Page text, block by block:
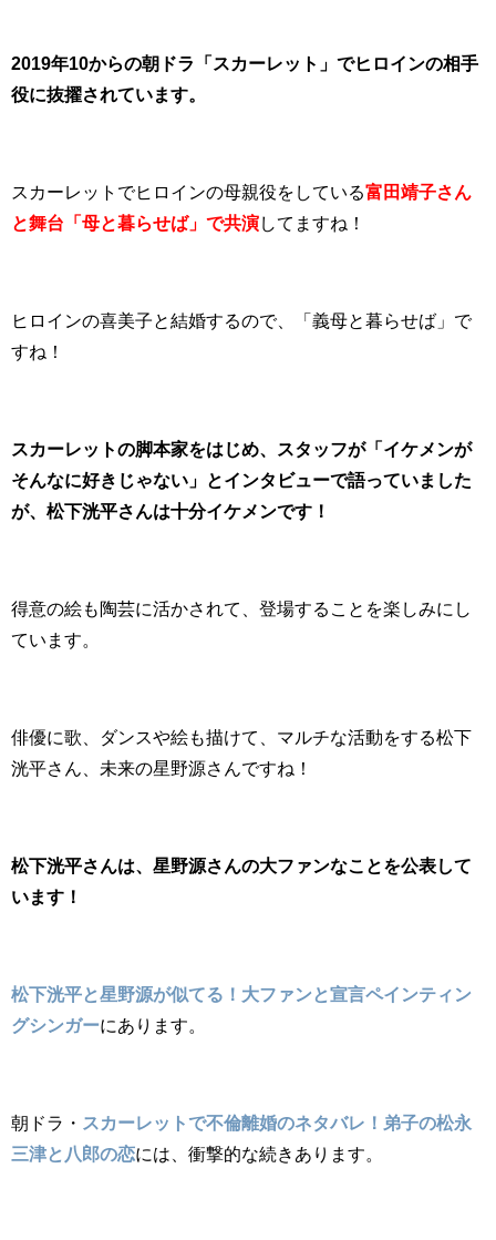
2019年10からの朝ドラ「スカーレット」でヒロインの相手
役に抜擢されています。
スカーレットでヒロインの母親役をしている富田靖子さん
と舞台「母と暮らせば」で共演してますね！
ヒロインの喜美子と結婚するので、「義母と暮らせば」で
すね！
スカーレットの脚本家をはじめ、スタッフが「イケメンが
そんなに好きじゃない」とインタビューで語っていました
が、松下洸平さんは十分イケメンです！
得意の絵も陶芸に活かされて、登場することを楽しみにし
ています。
俳優に歌、ダンスや絵も描けて、マルチな活動をする松下
洸平さん、未来の星野源さんですね！
松下洸平さんは、星野源さんの大ファンなことを公表して
います！
松下洸平と星野源が似てる！大ファンと宣言ペインティン
グシンガーにあります。
朝ドラ・ スカーレットで不倫離婚のネタバレ！弟子の松永
三津と八郎の恋には、衝撃的な続きあります。